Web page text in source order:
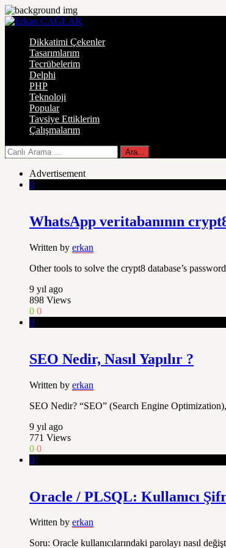
Dikkatimi Çekenler
Tasarımlarım
Tecrübelerim
Delphi
PHP
Teknoloji
Popular
Tavsiye Ettiklerim
Çalışmalarım
Advertisement
0
WhatsApp veritabanının
Written by erkan
Other tools to solve the crypt8 database’s
9 yıl ago
898 Views
0 0
0
SEO Nedir, Nasıl Yapılır ?
Written by erkan
SEO Nedir? “SEO” (Search Engine
9 yıl ago
771 Views
0 0
0
Oracle / PLSQL: Kullanıcı
Written by erkan
Soru: Oracle kullanıcılarındaki parolayı nasıl